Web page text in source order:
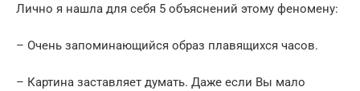
Лично я нашла для себя 5 объяснений этому феномену:
– Очень запоминающийся образ плавящихся часов.
– Картина заставляет думать. Даже если Вы мало